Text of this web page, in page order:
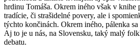
hrdinu Tomáša. Okrem iného však v
tradície, či strašidelné povery, ale i
týchto končinách. Okrem iného, pálenka
Aj to je u nás, na Slovensku, taký malý
debatu.